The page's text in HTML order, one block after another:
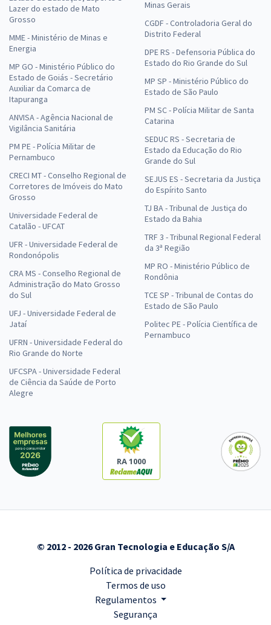
Lazer do estado de Mato
Grosso
MME - Ministério de Minas e
Energia
MP GO - Ministério Público do
Estado de Goiás - Secretário
Auxiliar da Comarca de
Itapuranga
ANVISA - Agência Nacional de
Vigilância Sanitária
PM PE - Polícia Militar de
Pernambuco
CRECI MT - Conselho Regional de
Corretores de Imóveis do Mato
Grosso
Universidade Federal de
Catalão - UFCAT
UFR - Universidade Federal de
Rondonópolis
CRA MS - Conselho Regional de
Administração do Mato Grosso
do Sul
UFJ - Universidade Federal de
Jataí
UFRN - Universidade Federal do
Rio Grande do Norte
UFCSPA - Universidade Federal
de Ciência da Saúde de Porto
Alegre
Minas Gerais
CGDF - Controladoria Geral do
Distrito Federal
DPE RS - Defensoria Pública do
Estado do Rio Grande do Sul
MP SP - Ministério Público do
Estado de São Paulo
PM SC - Polícia Militar de Santa
Catarina
SEDUC RS - Secretaria de
Estado da Educação do Rio
Grande do Sul
SEJUS ES - Secretaria da Justiça
do Espírito Santo
TJ BA - Tribunal de Justiça do
Estado da Bahia
TRF 3 - Tribunal Regional Federal
da 3ª Região
MP RO - Ministério Público de
Rondônia
TCE SP - Tribunal de Contas do
Estado de São Paulo
Politec PE - Polícia Científica de
Pernambuco
RA 1000
© 2012 - 2026 Gran Tecnologia e Educação S/A
Política de privacidade
Termos de uso
Regulamentos
Segurança